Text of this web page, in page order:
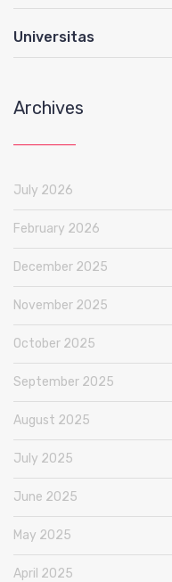
Universitas
Archives
July 2026
February 2026
December 2025
November 2025
October 2025
September 2025
August 2025
July 2025
June 2025
May 2025
April 2025